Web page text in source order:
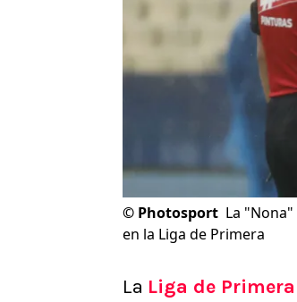
© Photosport La
en la Liga de Primera
La Liga de Primera